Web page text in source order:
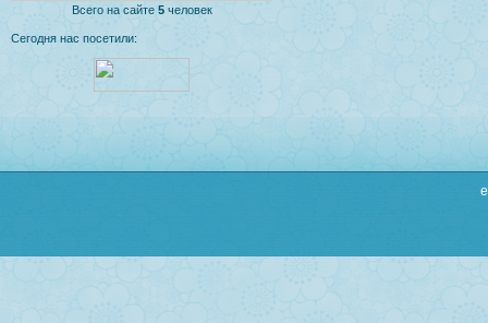
Всего на сайте 5человек
Сегодня нас посетили: